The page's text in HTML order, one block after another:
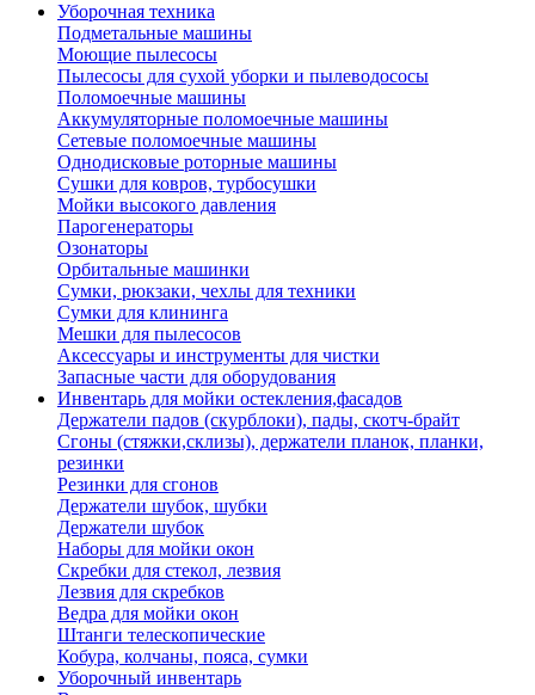
Уборочная техника
Подметальные машины
Моющие пылесосы
Пылесосы для сухой уборки и пылеводососы
Поломоечные машины
Аккумуляторные поломоечные машины
Сетевые поломоечные машины
Однодисковые роторные машины
Сушки для ковров, турбосушки
Мойки высокого давления
Парогенераторы
Озонаторы
Орбитальные машинки
Сумки, рюкзаки, чехлы для техники
Сумки для клининга
Мешки для пылесосов
Аксессуары и инструменты для чистки
Запасные части для оборудования
Инвентарь для мойки остекления,фасадов
Держатели падов (скурблоки), пады, скотч-брайт
Сгоны (стяжки,склизы), держатели планок, планки,
резинки
Резинки для сгонов
Держатели шубок, шубки
Держатели шубок
Наборы для мойки окон
Скребки для стекол, лезвия
Лезвия для скребков
Ведра для мойки окон
Штанги телескопические
Кобура, колчаны, пояса, сумки
Уборочный инвентарь